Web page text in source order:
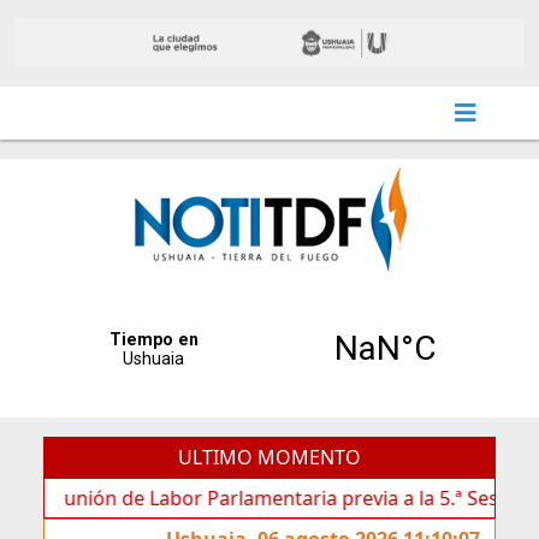
ULTIMO MOMENTO
Labor Parlamentaria previa a la 5.ª Sesión Ordinaria